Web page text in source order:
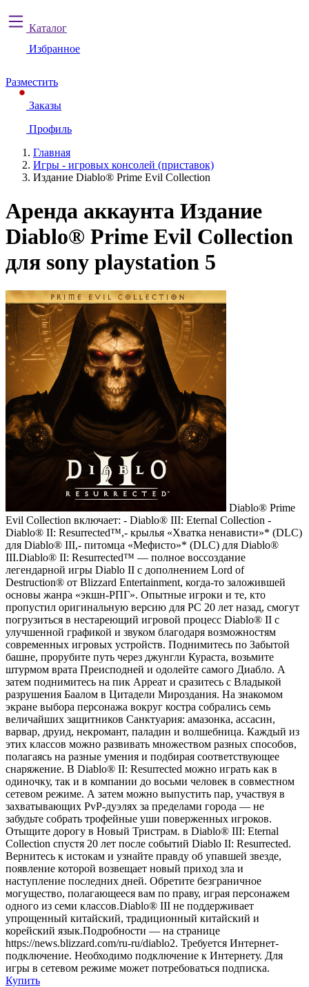
Каталог
Избранное
Разместить
Заказы
Профиль
Главная
Игры - игровых консолей (приставок)
Издание Diablo® Prime Evil Collection
Аренда аккаунта Издание
Diablo® Prime Evil Collection
для sony playstation 5
Diablo® Prime
Evil Collection включает: - Diablo® III: Eternal Collection -
Diablo® II: Resurrected™,- крылья «Хватка ненависти»* (DLC)
для Diablo® III,- питомца «Мефисто»* (DLC) для Diablo®
III.Diablo® II: Resurrected™ — полное воссоздание
легендарной игры Diablo II с дополнением Lord of
Destruction® от Blizzard Entertainment, когда-то заложившей
основы жанра «экшн-РПГ». Опытные игроки и те, кто
пропустил оригинальную версию для PC 20 лет назад, смогут
погрузиться в нестареющий игровой процесс Diablo® II с
улучшенной графикой и звуком благодаря возможностям
современных игровых устройств. Поднимитесь по Забытой
башне, прорубите путь через джунгли Кураста, возьмите
штурмом врата Преисподней и одолейте самого Диабло. А
затем поднимитесь на пик Арреат и сразитесь с Владыкой
разрушения Баалом в Цитадели Мироздания. На знакомом
экране выбора персонажа вокруг костра собрались семь
величайших защитников Санктуария: амазонка, ассасин,
варвар, друид, некромант, паладин и волшебница. Каждый из
этих классов можно развивать множеством разных способов,
полагаясь на разные умения и подбирая соответствующее
снаряжение. В Diablo® II: Resurrected можно играть как в
одиночку, так и в компании до восьми человек в совместном
сетевом режиме. А затем можно выпустить пар, участвуя в
захватывающих PvP-дуэлях за пределами города — не
забудьте собрать трофейные уши поверженных игроков.
Отыщите дорогу в Новый Тристрам. в Diablo® III: Eternal
Collection спустя 20 лет после событий Diablo II: Resurrected.
Вернитесь к истокам и узнайте правду об упавшей звезде,
появление которой возвещает новый приход зла и
наступление последних дней. Обретите безграничное
могущество, полагающееся вам по праву, играя персонажем
одного из семи классов.Diablo® III не поддерживает
упрощенный китайский, традиционный китайский и
корейский язык.Подробности — на странице
https://news.blizzard.com/ru-ru/diablo2. Требуется Интернет-
подключение. Необходимо подключение к Интернету. Для
игры в сетевом режиме может потребоваться подписка.
Купить